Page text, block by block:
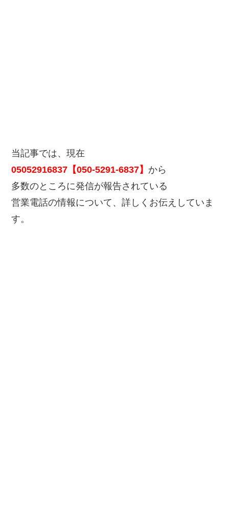
当記事では、現在
05052916837【050-5291-6837】 から
多数のところに発信が報告されている
営業電話の情報について、詳しくお伝えしていま
す。